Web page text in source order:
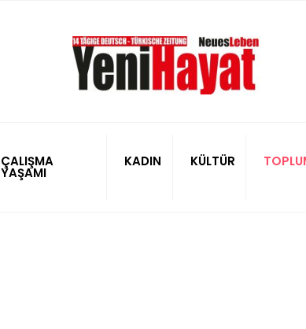
ÇALIŞMA
YAŞAMI
KADIN KÜLTÜR